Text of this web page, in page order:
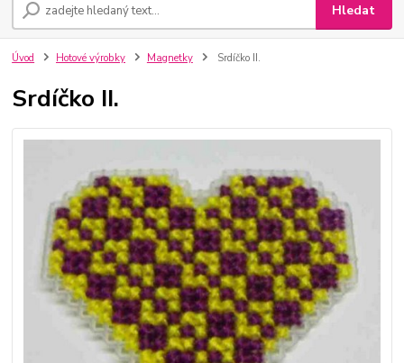
Hledat
Úvod Hotové výrobky Magnetky Srdíčko II.
Srdíčko II.